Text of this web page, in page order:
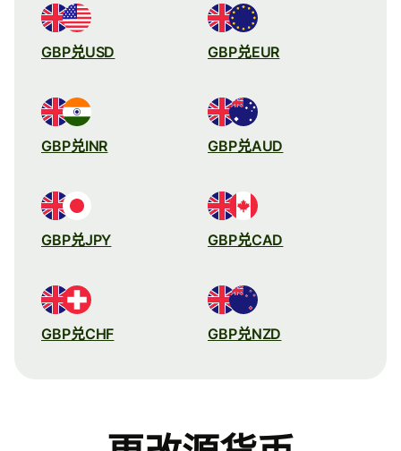
GBP兑USD GBP兑EUR
GBP兑INR GBP兑AUD
GBP兑JPY GBP兑CAD
GBP兑CHF GBP兑NZD